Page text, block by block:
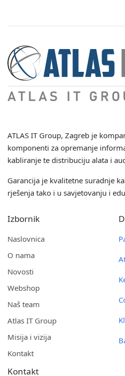
ATLAS IT Group, Zagreb je
komponenti za opremanje
kabliranje te distribuciju alata i
Garancija je kvalitetne suradnje
rješenja tako i u savjetovanju i
Izbornik
Naslovnica
O nama
Novosti
Webshop
Naš team
Atlas IT Group
Misija i vizija
Kontakt
Kontakt